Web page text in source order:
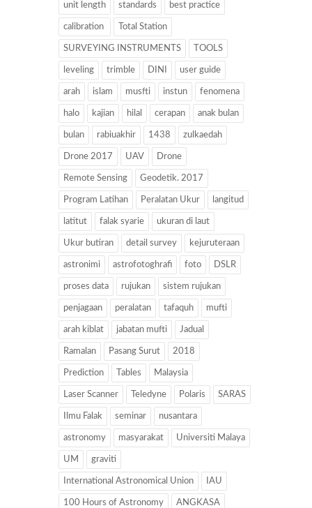
unit length standards best practice
calibration Total Station
SURVEYING INSTRUMENTS TOOLS
leveling trimble DINI user guide
arah islam musfti instun fenomena
halo kajian hilal cerapan anak bulan
bulan rabiuakhir 1438 zulkaedah
Drone 2017 UAV Drone
Remote Sensing Geodetik. 2017
Program Latihan Peralatan Ukur langitud
latitut falak syarie ukuran di laut
Ukur butiran detail survey kejuruteraan
astronimi astrofotoghrafi foto DSLR
proses data rujukan sistem rujukan
penjagaan peralatan tafaquh mufti
arah kiblat jabatan mufti Jadual
Ramalan Pasang Surut 2018
Prediction Tables Malaysia
Laser Scanner Teledyne Polaris SARAS
Ilmu Falak seminar nusantara
astronomy masyarakat Universiti Malaya
UM graviti
International Astronomical Union IAU
100 Hours of Astronomy ANGKASA